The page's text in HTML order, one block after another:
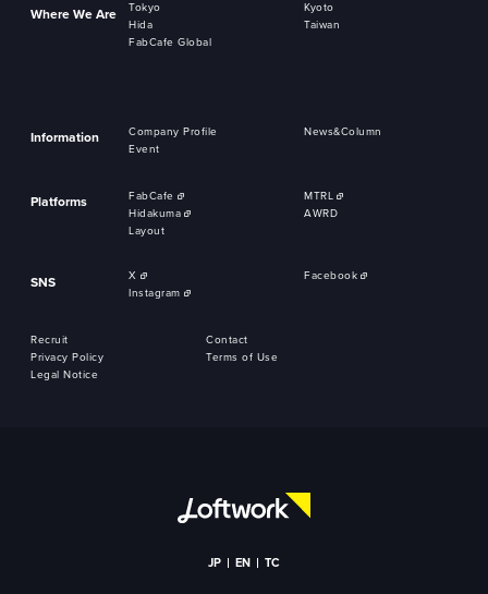
Where We Are Tokyo
Kyoto
Hida
Taiwan
FabCafe Global
Information Company Profile
News&Column
Event
Platforms FabCafe
MTRL
Hidakuma
AWRD
Layout
SNS X
Facebook
Instagram
Recruit
Contact
Privacy Policy
Terms of Use
Legal Notice
JP EN TC